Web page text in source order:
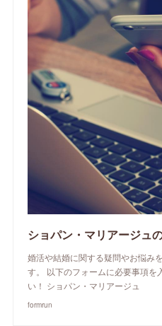
ショパン・マリアージュ
婚活や結婚に関する疑問やお悩み
す。 以下のフォームに必要事項を
い！ ショパン・マリアージュ
formrun